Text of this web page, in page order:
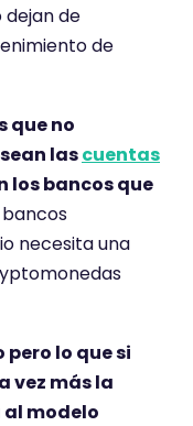
de
de
que no
lascuentas
los bancos que
bancos
necesita una
pero lo que si
vez más la
al modelo